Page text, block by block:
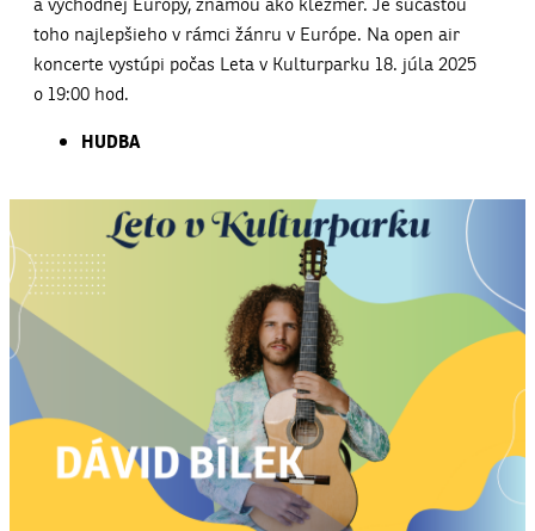
toho najlepšieho v rámci žánru v Európe. Na open air
koncerte vystúpi počas Leta v Kulturparku 18. júla 2025
o 19:00 hod.
HUDBA